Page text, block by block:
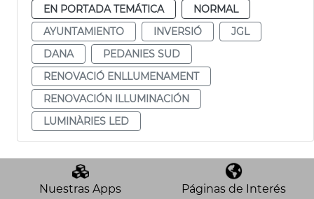
EN PORTADA TEMÁTICA
NORMAL
AYUNTAMIENTO
INVERSIÓ
JGL
DANA
PEDANIES SUD
RENOVACIÓ ENLLUMENAMENT
RENOVACIÓN ILLUMINACIÓN
LUMINÀRIES LED
Nuestras Apps Páginas de Interés